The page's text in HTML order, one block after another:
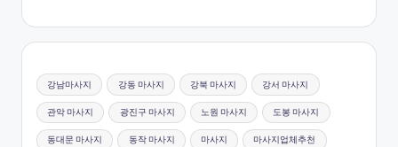
강남마사지 강동 마사지 강북 마사지 강서 마사지
관악 마사지 광진구 마사지 노원 마사지 도봉 마사지
동대문 마사지 동작 마사지 마사지 마사지업체추천